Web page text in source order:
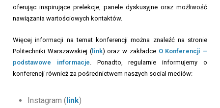
oferując inspirujące prelekcje, panele dyskusyjne oraz możliwość
nawiązania wartościowych kontaktów.
Więcej informacji na temat konferencji można znaleźć na stronie
Politechniki Warszawskiej (link) oraz w zakładce O Konferencji –
podstawowe informacje . Ponadto, regularnie informujemy o
konferencji również za pośrednictwem naszych social mediów:
Instagram (link)